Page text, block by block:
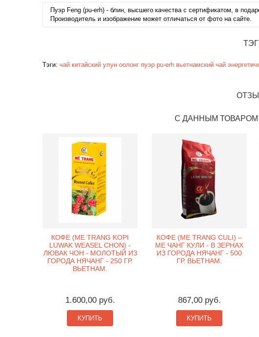
Пуэр Feng (pu-erh) - блин, высшего качества с сертификатом, в
Производитель и изображение может отличаться от фото на сайте.
Тэги: чай китайский улун оолонг пуэр pu-erh вьетнамский чай
С ДАННЫМ
КОФЕ (ME TRANG KOPI
LUWAK WEASEL CHON) -
ЛЮВАК ЧОН - МОЛОТЫЙ ИЗ
ГОРОДА НЯЧАНГ - 250 ГР.
ВЬЕТНАМ.
1.600,00 руб.
КУПИТЬ
КОФЕ (ME TRANG CULI) –
МЕ ЧАНГ КУЛИ - В ЗЕРНАХ
ИЗ ГОРОДА НЯЧАНГ - 500
ГР. ВЬЕТНАМ.
867,00 руб.
КУПИТЬ